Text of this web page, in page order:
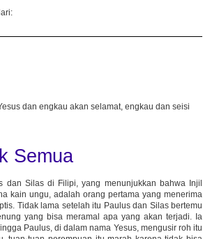
dan engkau akan selamat, engkau dan seisi
Semua
dan Silas di Filipi, yang menunjukkan bahwa Injil
kain ungu, adalah orang pertama yang menerima
Tidak lama setelah itu Paulus dan Silas bertemu
yang bisa meramal apa yang akan terjadi. Ia
Paulus, di dalam nama Yesus, mengusir roh itu